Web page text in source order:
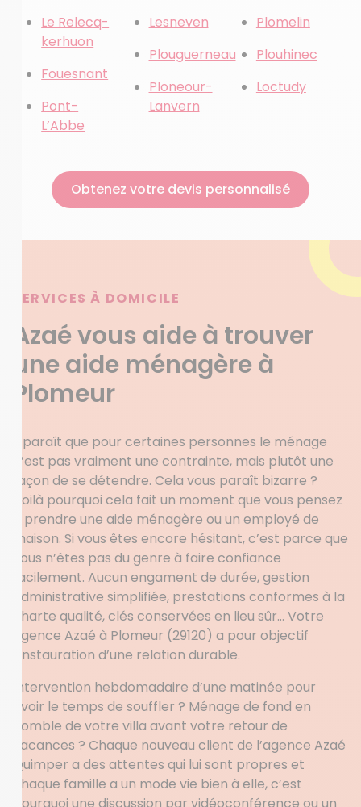
Le Relecq-
kerhuon
Fouesnant
Pont-
L’Abbe
Lesneven
Plouguerneau
Ploneour-
Lanvern
Plomelin
Plouhinec
Loctudy
Obtenez votre devis personnalisé
SERVICES À DOMICILE
Azaé vous aide à trouver
une aide ménagère à
Plomeur
Il paraît que pour certaines personnes le ménage
n’est pas vraiment une contrainte, mais plutôt une
façon de se détendre. Cela vous paraît bizarre ?
Voilà pourquoi cela fait un moment que vous pensez
à prendre une aide ménagère ou un employé de
maison. Si vous êtes encore hésitant, c’est parce que
vous n’êtes pas du genre à faire confiance
facilement. Aucun engament de durée, gestion
administrative simplifiée, prestations conformes à la
charte qualité, clés conservées en lieu sûr… Votre
agence Azaé à Plomeur (29120) a pour objectif
l’instauration d’une relation durable.
Intervention hebdomadaire d’une matinée pour
avoir le temps de souffler ? Ménage de fond en
comble de votre villa avant votre retour de
vacances ? Chaque nouveau client de l’agence Azaé
Quimper a des attentes qui lui sont propres et
chaque famille a un mode vie bien à elle, c’est